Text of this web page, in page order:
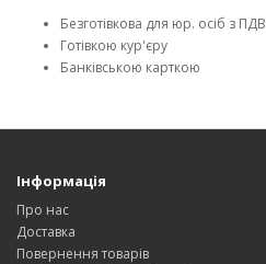
Безготівкова для юр. осіб з ПДВ
Готівкою кур'єру
Банківською карткою
Інформація
Про нас
Доставка
Повернення товарів